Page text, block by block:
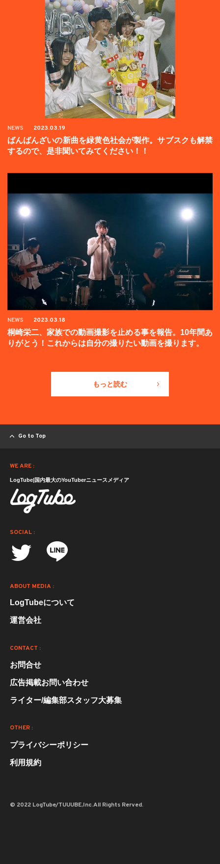
NEWS 2023.03.19
ばんばんざいの新曲を緑黄色社会が製作。サブスクも解禁
するので、是非聞いてみてください！！
NEWS 2023.03.18
桐崎栄二、家族での動画撮影を止める事を報告。10年間あ
りがとう！これからは自分の撮りたい動画を撮ります。
もっと読む
Go to Top
WE ARE :
LogTube|国内最大のYouTuberニュースメディア
SOCIAL :
ABOUT MEDIA :
LogTubeについて
運営会社
CONTACT :
お問合せ
広告掲載お問い合わせ
ライター/編集部スタッフ大募集
OTHER :
プライバシーポリシー
利用規約
© 2022 LogTube/TUUUBE,Inc.All Rights Rerved.